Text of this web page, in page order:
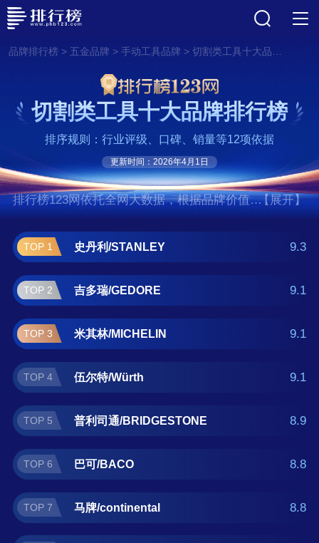
品牌排行榜> 五金品牌 > 手动工具品牌 > 切割类工具十大品牌排行榜
切割类工具十大品牌排行榜
排序规则：行业评级、口碑、销量等12项依据
更新时间：2026年4月1日
排行榜123网依托全网大数据，根据品牌价值、
口碑评价等多项指数评选出了切割类工具十大
品牌排行榜,前十名分别是史丹利/STANLEY、
吉多瑞/GEDORE、米其林/MICHELIN、伍尔
特/Würth、普利司通/BRIDGESTONE、巴
可/BACO、马牌/continental、倍耐
力/PIRELLI、登路普/Dunlop、田岛/TAJIMA。
如果您正在查找切割类工具什么牌子好？那么
本切割类工具十大品牌榜单可供您作为选购参
考，我们致力于用最真实的用户数据推荐口碑
每月更新一次)
【展开】
TOP 1 史丹利/STANLEY 9.3
TOP 2 吉多瑞/GEDORE 9.1
TOP 3 米其林/MICHELIN 9.1
TOP 4 伍尔特/Würth 9.1
TOP 5 普利司通/BRIDGESTONE 8.9
TOP 6 巴可/BACO 8.8
TOP 7 马牌/continental 8.8